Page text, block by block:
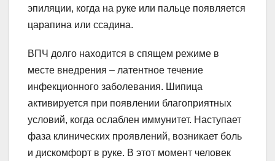
эпиляции, когда на руке или пальце появляется
царапина или ссадина.
ВПЧ долго находится в спящем режиме в
месте внедрения – латентное течение
инфекционного заболевания. Шипица
активируется при появлении благоприятных
условий, когда ослаблен иммунитет. Наступает
фаза клинических проявлений, возникает боль
и дискомфорт в руке. В этот момент человек